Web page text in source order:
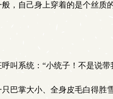
，自己身上穿着的是个丝质
叫系统：“小统子！不是说
巴掌大小、全身皮毛白得胜